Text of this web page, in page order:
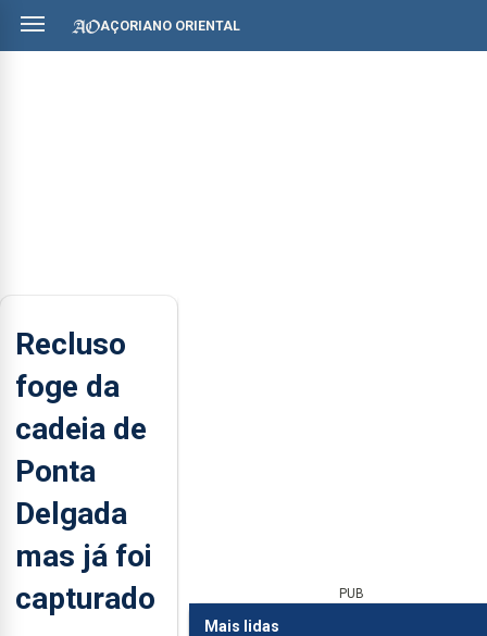
AÇORIANO ORIENTAL
Recluso
foge da
cadeia de
Ponta
Delgada
mas já foi
capturado
PUB
Mais lidas